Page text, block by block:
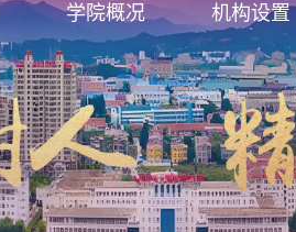
学院概况 机构设置